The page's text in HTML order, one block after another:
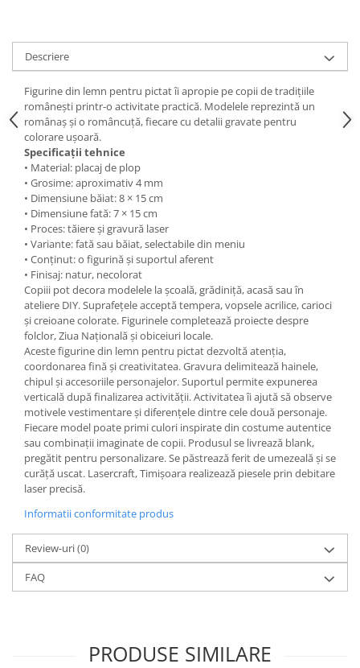
Descriere
Figurine din lemn pentru pictat îi apropie pe copii de tradițiile
românești printr-o activitate practică. Modelele reprezintă un
românaș și o româncuță, fiecare cu detalii gravate pentru
colorare ușoară.
Specificații tehnice
• Material: placaj de plop
• Grosime: aproximativ 4 mm
• Dimensiune băiat: 8 × 15 cm
• Dimensiune fată: 7 × 15 cm
• Proces: tăiere și gravură laser
• Variante: fată sau băiat, selectabile din meniu
• Conținut: o figurină și suportul aferent
• Finisaj: natur, necolorat
Copiii pot decora modelele la școală, grădiniță, acasă sau în
ateliere DIY. Suprafețele acceptă tempera, vopsele acrilice, carioci
și creioane colorate. Figurinele completează proiecte despre
folclor, Ziua Națională și obiceiuri locale.
Aceste figurine din lemn pentru pictat dezvoltă atenția,
coordonarea fină și creativitatea. Gravura delimitează hainele,
chipul și accesoriile personajelor. Suportul permite expunerea
verticală după finalizarea activității. Activitatea îi ajută să observe
motivele vestimentare și diferențele dintre cele două personaje.
Fiecare model poate primi culori inspirate din costume autentice
sau combinații imaginate de copii. Produsul se livrează blank,
pregătit pentru personalizare. Se păstrează ferit de umezeală și se
curăță uscat. Lasercraft, Timișoara realizează piesele prin debitare
laser precisă.
Informatii conformitate produs
Review-uri(0)
FAQ
PRODUSE SIMILARE